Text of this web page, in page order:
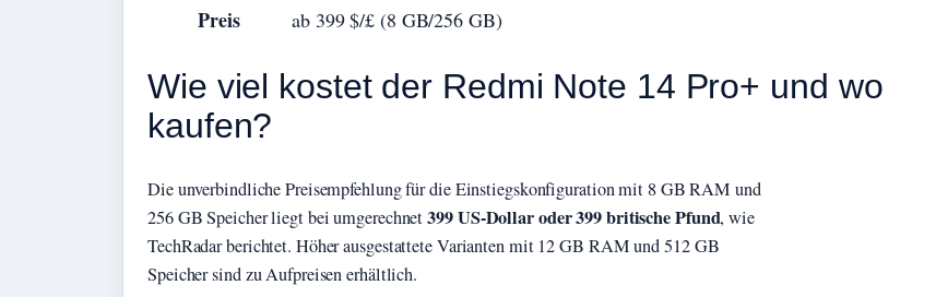
Preis ab 399 $/£ (8 GB/256 GB)
Wie viel kostet der Redmi Note 14 Pro+ und wo
kaufen?
Die unverbindliche Preisempfehlung für die Einstiegskonfiguration mit 8 GB RAM und
256 GB Speicher liegt bei umgerechnet399 US-Dollar oder 399 britische Pfund, wie
TechRadar berichtet. Höher ausgestattete Varianten mit 12 GB RAM und 512 GB
Speicher sind zu Aufpreisen erhältlich.